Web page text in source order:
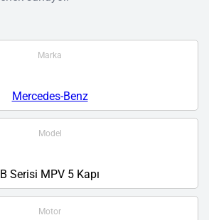
Marka
Mercedes-Benz
Model
B Serisi MPV 5 Kapı
Motor